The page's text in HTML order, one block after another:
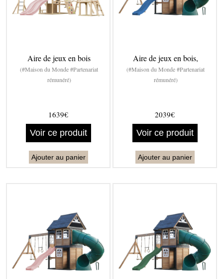
Aire de jeux en bois
(#Maison du Monde #Partenariat
rémunéré)
1639€
Voir ce produit
Ajouter au panier
Aire de jeux en bois,
(#Maison du Monde #Partenariat
rémunéré)
2039€
Voir ce produit
Ajouter au panier